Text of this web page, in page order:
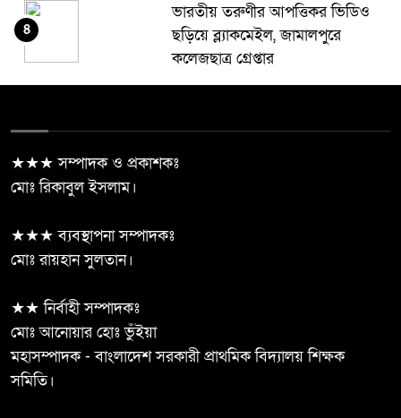
ভারতীয় তরুণীর আপত্তিকর ভিডিও
ছড়িয়ে ব্ল্যাকমেইল, জামালপুরে
কলেজছাত্র গ্রেপ্তার
৪
সহকারী রাশেদ খান “জামায়াত-
ফেরার পথ তৈরি করছে”
চক্রের ৬ সদস্য গ্রেপ্তার
৬
সিদ্দিকী
৭
★★★ সম্পাদক ও প্রকাশকঃ
মোঃ রিকাবুল ইসলাম।
★★★ ব্যবস্থাপনা সম্পাদকঃ
মোঃ রায়হান সুলতান।
★★ নির্বাহী সম্পাদকঃ
মোঃ আনোয়ার হোঃ ভুঁইয়া
মহাসম্পাদক - বাংলাদেশ সরকারী প্রাথমিক বিদ্যালয় শিক্ষক
সমিতি।